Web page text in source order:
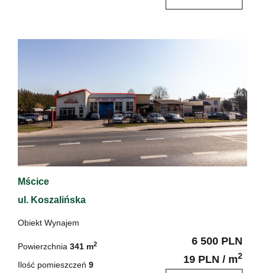
Mścice
ul. Koszalińska
Obiekt Wynajem
Powierzchnia 341 m2
Ilość pomieszczeń 9
6 500 PLN
19 PLN / m2